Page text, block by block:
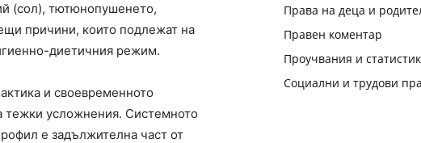
(сол), тютюнопушенето,
причини, които подлежат на
диетичния режим.
и своевременното
тежки усложнения. Системното
е задължителна част от
Права на деца и
Правен коментар
Проучвания и
Социални и трудови